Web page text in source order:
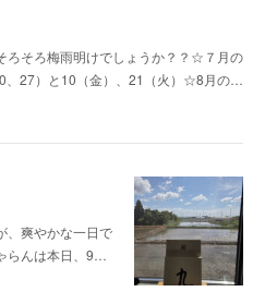
ろそろ梅雨明けでしょうか？？☆７月の
27）と10（金）、21（火）☆8月の…
、爽やかな一日で
らんは本日、9…